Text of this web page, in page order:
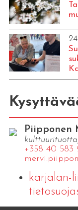
Piipponen
+358 40 583
karjalan-